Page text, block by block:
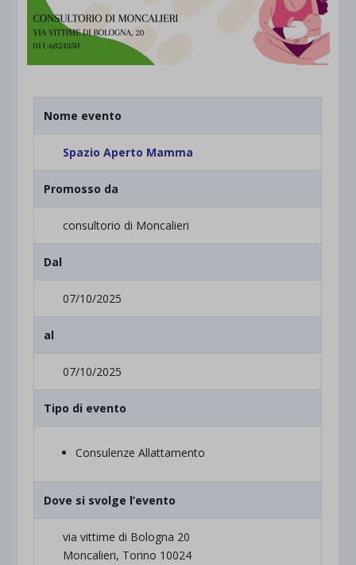
Nome evento
Spazio Aperto Mamma
Promosso da
consultorio di Moncalieri
Dal
07/10/2025
al
07/10/2025
Tipo di evento
Consulenze Allattamento
Dove si svolge l’evento
via vittime di Bologna 20
Moncalieri, Torino 10024